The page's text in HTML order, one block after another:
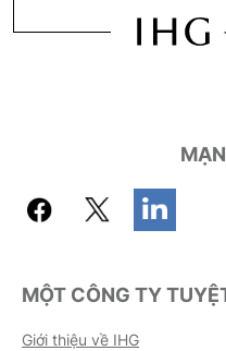
MỘT CÔNG TY
Giới thiệu về IHG